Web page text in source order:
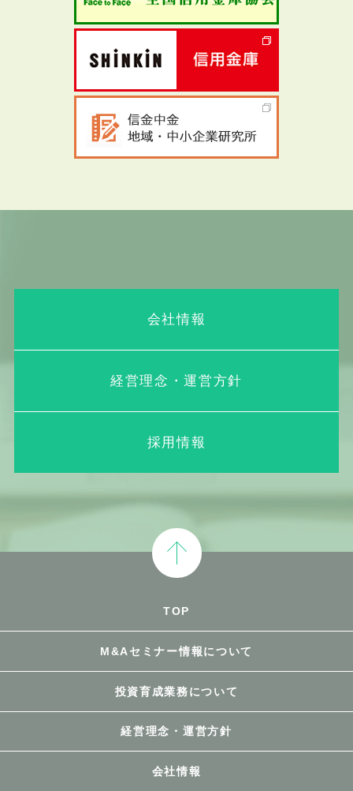
会社情報
経営理念・運営方針
採用情報
TOP
M&Aセミナー情報について
投資育成業務について
経営理念・運営方針
会社情報